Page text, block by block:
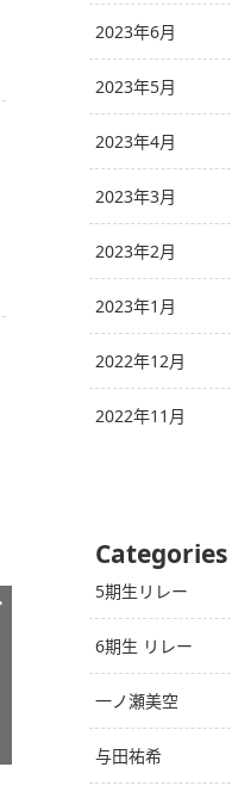
2023年6月
2023年5月
2023年4月
2023年3月
2023年2月
2023年1月
2022年12月
2022年11月
Categories
5期生リレー
6期生 リレー
一ノ瀬美空
与田祐希